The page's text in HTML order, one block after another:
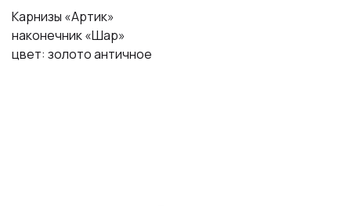
Карнизы «Артик»
наконечник «Шар»
цвет: золото античное